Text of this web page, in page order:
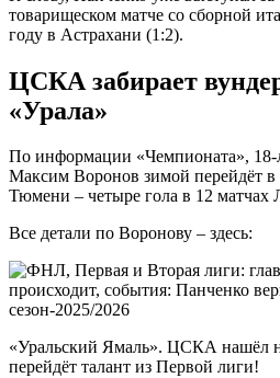
товарищеском матче со сборной
году в Астрахани (1:2).
ЦСКА забирает
«Урала»
По информации «Чемпионата», 18-
Максим Воронов зимой перейдёт
Тюмени – четыре гола в 12 матчах
Все детали по Воронову – здесь:
«Уральский Ямаль». ЦСКА нашёл
перейдёт талант из Первой лиги!